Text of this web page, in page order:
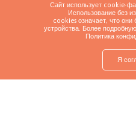
Спросите о
Сайт использует cookie-
Использование без
cookies означает, что
устройства. Более
Политика
Я